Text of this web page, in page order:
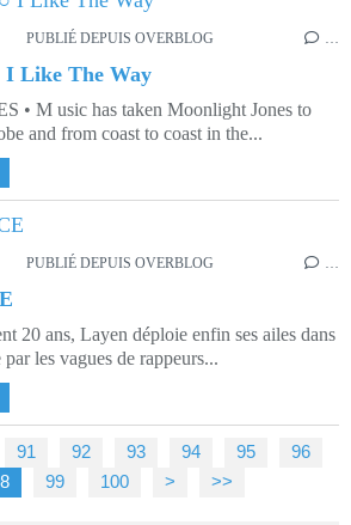
PUBLIÉ DEPUIS OVERBLOG …
I Like The Way
• M usic has taken Moonlight Jones to
and from coast to coast in the...
PUBLIÉ DEPUIS OVERBLOG …
20 ans, Layen déploie enfin ses ailes dans
les vagues de rappeurs...
91 92 93 94 95
96
99 100 200
300
400
> >>